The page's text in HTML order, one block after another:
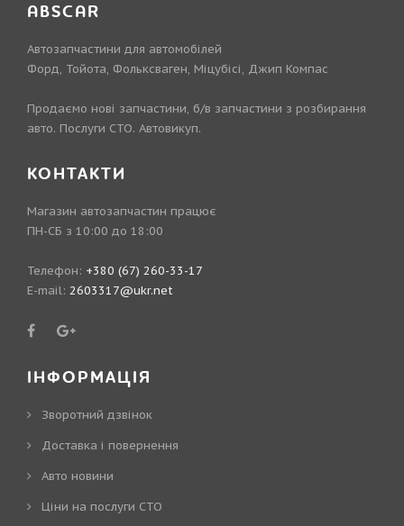
ABSCAR
Автозапчастини для автомобілей
Форд, Тойота, Фольксваген, Міцубісі, Джип Компас
Продаємо нові запчастини, б/в запчастини з розбирання
авто. Послуги СТО. Автовикуп.
КОНТАКТИ
Магазин автозапчастин працює
ПН-СБ з 10:00 до 18:00
Телефон: +380 (67) 260-33-17
E-mail: 2603317@ukr.net
ІНФОРМАЦІЯ
Зворотний дзвінок
Доставка і повернення
Авто новини
Ціни на послуги СТО